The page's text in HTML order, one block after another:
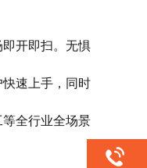
开即扫。无惧
速上手，同时
等全行业全场景